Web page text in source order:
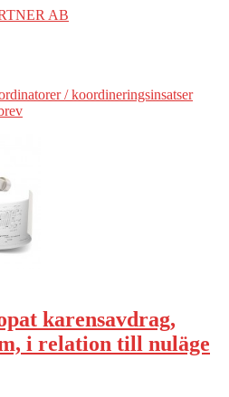
/ koordineringsinsatser
karensavdrag,
i relation till nuläge